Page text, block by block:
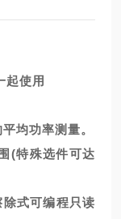
起使用
均功率测量。
(特殊选件可达
式可编程只读